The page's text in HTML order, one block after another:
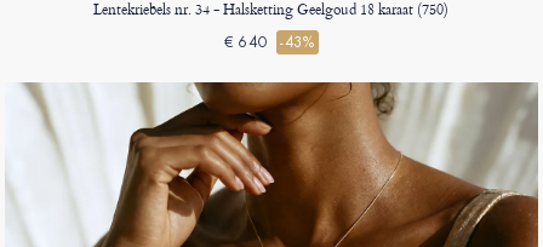
Lentekriebels nr. 34 - Halsketting Geelgoud 18 karaat (750)
€ 640 -43%